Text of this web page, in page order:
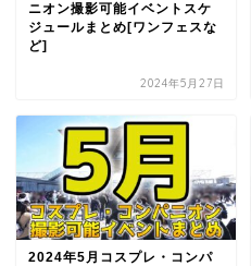
ニオン撮影可能イベントスケ
ジュールまとめ[ワンフェスな
ど]
2024年5月27日
2024年5月コスプレ・コンパ